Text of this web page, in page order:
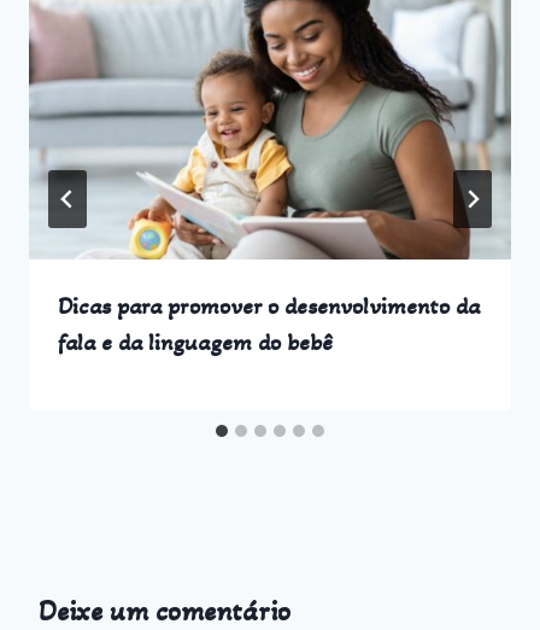
Dicas para promover o desenvolvimento da
fala e da linguagem do bebê
Deixe um comentário